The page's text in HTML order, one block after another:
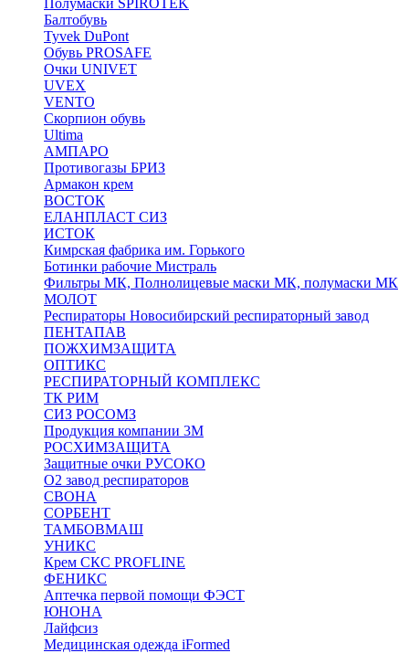
Полумаски SPIROTEK
Балтобувь
Tyvek DuPont
Обувь PROSAFE
Очки UNIVET
UVEX
VENTO
Скорпион обувь
Ultima
АМПАРО
Противогазы БРИЗ
Армакон крем
ВОСТОК
ЕЛАНПЛАСТ СИЗ
ИСТОК
Кимрская фабрика им. Горького
Ботинки рабочие Мистраль
Фильтры МК, Полнолицевые маски МК, полумаски МК
МОЛОТ
Респираторы Новосибирский респираторный завод
ПЕНТАПАВ
ПОЖХИМЗАЩИТА
ОПТИКС
РЕСПИРАТОРНЫЙ КОМПЛЕКС
ТК РИМ
СИЗ РОСОМЗ
Продукция компании 3M
РОСХИМЗАЩИТА
Защитные очки РУСОКО
О2 завод респираторов
СВОНА
СОРБЕНТ
ТАМБОВМАШ
УНИКС
Крем СКС PROFLINE
ФЕНИКС
Аптечка первой помощи ФЭСТ
ЮНОНА
Лайфсиз
Медицинская одежда iFormed